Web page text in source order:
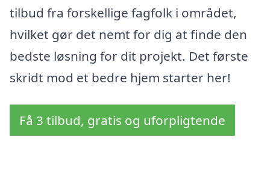
tilbud fra forskellige fagfolk i området,
hvilket gør det nemt for dig at finde den
bedste løsning for dit projekt. Det første
skridt mod et bedre hjem starter her!
Få 3 tilbud, gratis og uforpligtende